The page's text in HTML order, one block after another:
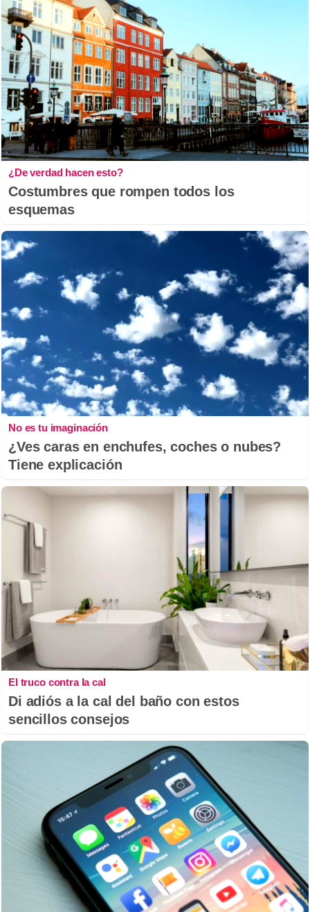
¿De verdad hacen esto?
Costumbres que rompen todos los
esquemas
No es tu imaginación
¿Ves caras en enchufes, coches o nubes?
Tiene explicación
El truco contra la cal
Di adiós a la cal del baño con estos
sencillos consejos